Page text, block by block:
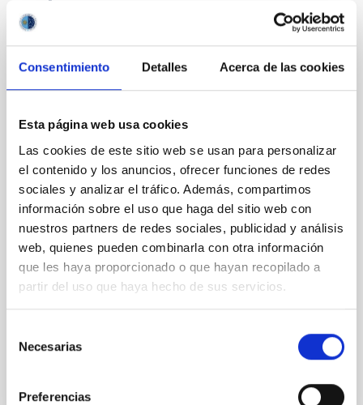
Consentimiento Detalles Acerca de las cookies
Esta página web usa cookies
Las cookies de este sitio web se usan para personalizar
el contenido y los anuncios, ofrecer funciones de redes
sociales y analizar el tráfico. Además, compartimos
información sobre el uso que haga del sitio web con
nuestros partners de redes sociales, publicidad y análisis
web, quienes pueden combinarla con otra información
que les haya proporcionado o que hayan recopilado a
partir del uso que haya hecho de sus servicios.
Necesarias
Preferencias
CON ÁRBITRO
Magnetic Field Alignment with Dense
Cores in the Transition between Cloud and
Core Scales
In a magnetically dominated model of star formation,
we expect to see alignments between the magnetic
field orientation of star-forming dense cores and the
cloud-scale magnetic field. A. Pandhi et al. showed
instead, however, that the orientation of cores and
their angular momentum vectors appear random
with respect to the larger-scale magnetic
Yin, Sean et al.
NÚMERO DE CITAS